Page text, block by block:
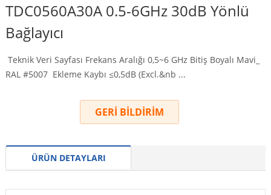
TDC0560A30A 0.5-6GHz 30dB Yönlü
Bağlayıcı
Teknik Veri Sayfası Frekans Aralığı 0,5~6 GHz Bitiş Boyalı Mavi_
RAL #5007 Ekleme Kaybı ≤0,5dB (Excl.&nb ...
GERİ BİLDİRİM
ÜRÜN DETAYLARI